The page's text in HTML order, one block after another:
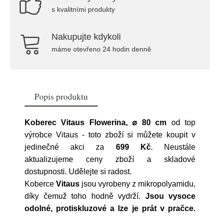
s kvalitními produkty
Nakupujte kdykoli
máme otevřeno 24 hodin denně
Popis produktu
Koberec Vitaus Flowerina, ⌀ 80 cm od top
výrobce Vitaus- toto zboží si můžete koupit v
jedinečné akci za 699 Kč. Neustále
aktualizujeme ceny zboží a skladové
dostupnosti. Udělejte si radost.
Koberce Vitaus jsou vyrobeny z mikropolyamidu,
díky čemuž toho hodně vydrží. Jsou vysoce
odolné, protiskluzové a lze je prát v pračce.